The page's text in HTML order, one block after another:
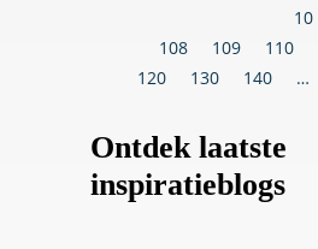
10
108
109 110
120
130 140 …
Ontdek laatste
inspiratieblogs